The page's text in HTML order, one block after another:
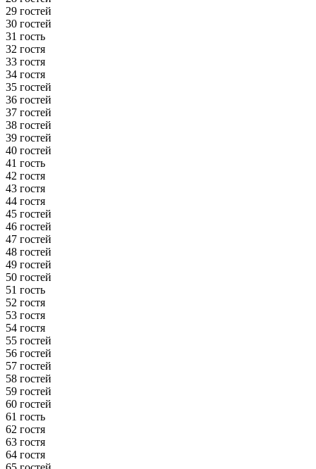
29 гостей
30 гостей
31 гость
32 гостя
33 гостя
34 гостя
35 гостей
36 гостей
37 гостей
38 гостей
39 гостей
40 гостей
41 гость
42 гостя
43 гостя
44 гостя
45 гостей
46 гостей
47 гостей
48 гостей
49 гостей
50 гостей
51 гость
52 гостя
53 гостя
54 гостя
55 гостей
56 гостей
57 гостей
58 гостей
59 гостей
60 гостей
61 гость
62 гостя
63 гостя
64 гостя